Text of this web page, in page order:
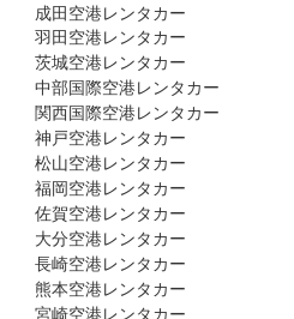
成田空港レンタカー
羽田空港レンタカー
茨城空港レンタカー
中部国際空港レンタカー
関西国際空港レンタカー
神戸空港レンタカー
松山空港レンタカー
福岡空港レンタカー
佐賀空港レンタカー
大分空港レンタカー
長崎空港レンタカー
熊本空港レンタカー
宮崎空港レンタカー